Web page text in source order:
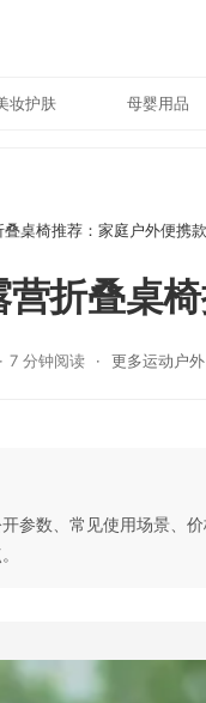
妆护肤 母婴用品
桌椅推荐：家庭户外便携
折叠桌
7 分钟阅读 更多运动户外
参数、常见使用场景、